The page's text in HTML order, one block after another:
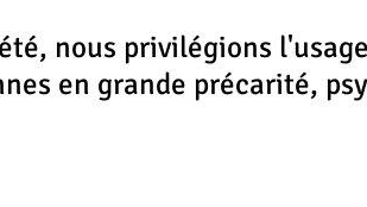
nous privilégions
en grande précarité,